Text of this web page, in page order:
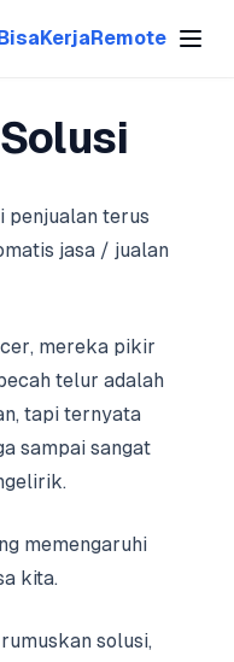
penjualan terus
jasa / jualan
, mereka pikir
telur adalah
tapi ternyata
sampai sangat
memengaruhi
kita.
solusi,